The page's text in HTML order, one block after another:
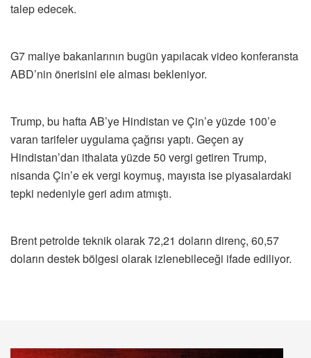
talep edecek.
G7 maliye bakanlarının bugün yapılacak video konferansta
ABD’nin önerisini ele alması bekleniyor.
Trump, bu hafta AB’ye Hindistan ve Çin’e yüzde 100’e
varan tarifeler uygulama çağrısı yaptı. Geçen ay
Hindistan’dan ithalata yüzde 50 vergi getiren Trump,
nisanda Çin’e ek vergi koymuş, mayısta ise piyasalardaki
tepki nedeniyle geri adım atmıştı.
Brent petrolde teknik olarak 72,21 doların direnç, 60,57
doların destek bölgesi olarak izlenebileceği ifade ediliyor.